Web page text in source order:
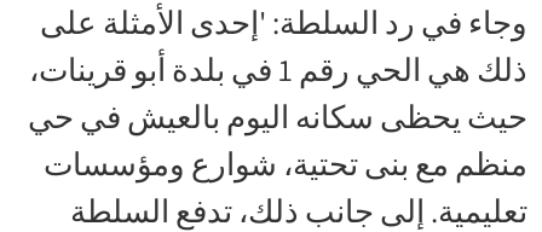
وجاء في رد السلطة: 'إحدى الأمثلة على
ذلك هي الحي رقم 1 في بلدة أبو قرينات،
حيث يحظى سكانه اليوم بالعيش في حي
منظم مع بنى تحتية، شوارع ومؤسسات
تعليمية. إلى جانب ذلك، تدفع السلطة